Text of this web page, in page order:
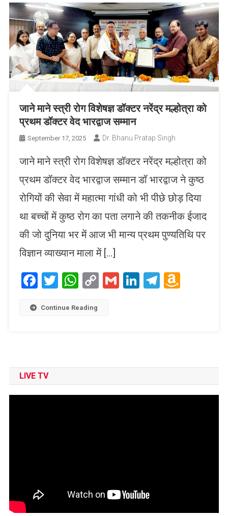
जाने माने स्त्री रोग विशेषज्ञ डॉक्टर नरेंद्र मल्होत्रा को
प्रथम डॉक्टर वेद भारद्वाज सम्मान
September 17, 2025 Dr. Bhanu Pratap Singh
जाने माने स्त्री रोग विशेषज्ञ डॉक्टर नरेंद्र मल्होत्रा को
प्रथम डॉक्टर वेद भारद्वाज सम्मान डॉ भारद्वाज ने कुष्ठ
रोगियों की सेवा में महात्मा गांधी को भी पीछे छोड़ दिया
था बच्चों में कुष्ठ रोग का पता लगाने की तकनीक ईजाद
की जो दुनिया भर में आज भी मान्य प्रथम पुण्यतिथि पर
विज्ञान व्याख्यान माला में […]
Facebook
Twitter
WhatsApp
CopyGmailLinkedIn
Telegram
Continue Reading
LIVE TV